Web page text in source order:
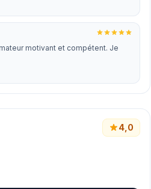
motivant et compétent. Je
4,0